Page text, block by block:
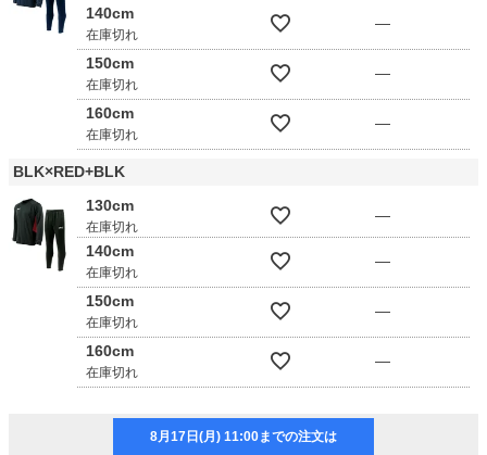
140cm
在庫切れ
—
150cm
在庫切れ
—
160cm
在庫切れ
—
BLK×RED+BLK
130cm
在庫切れ
—
140cm
在庫切れ
—
150cm
在庫切れ
—
160cm
在庫切れ
—